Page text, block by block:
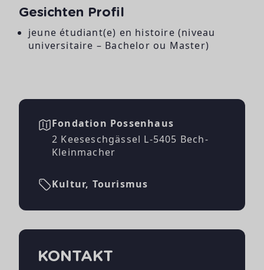
Gesichten Profil
jeune étudiant(e) en histoire (niveau
universitaire – Bachelor ou Master)
Fondation Possenhaus
2 Keeseschgässel L-5405 Bech-
Kleinmacher
Kultur, Tourismus
KONTAKT